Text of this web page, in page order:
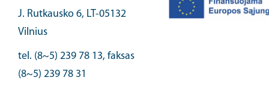
J. Rutkausko 6, LT-05132
Vilnius
tel. (8~5) 239 78 13, faksas
(8~5) 239 78 31